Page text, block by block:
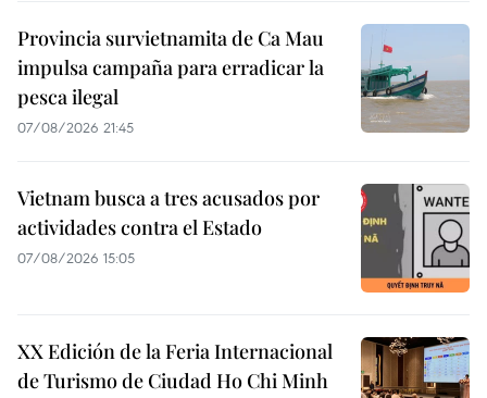
Provincia survietnamita de Ca Mau
impulsa campaña para erradicar la
pesca ilegal
07/08/2026 21:45
Vietnam busca a tres acusados por
actividades contra el Estado
07/08/2026 15:05
XX Edición de la Feria Internacional
de Turismo de Ciudad Ho Chi Minh